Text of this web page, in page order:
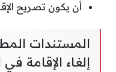
أن يكون تصريح
المستندات
إلغاء الإقامة في